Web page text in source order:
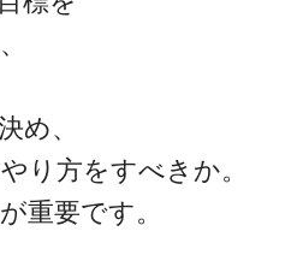
め、
り方をすべきか。
重要です。